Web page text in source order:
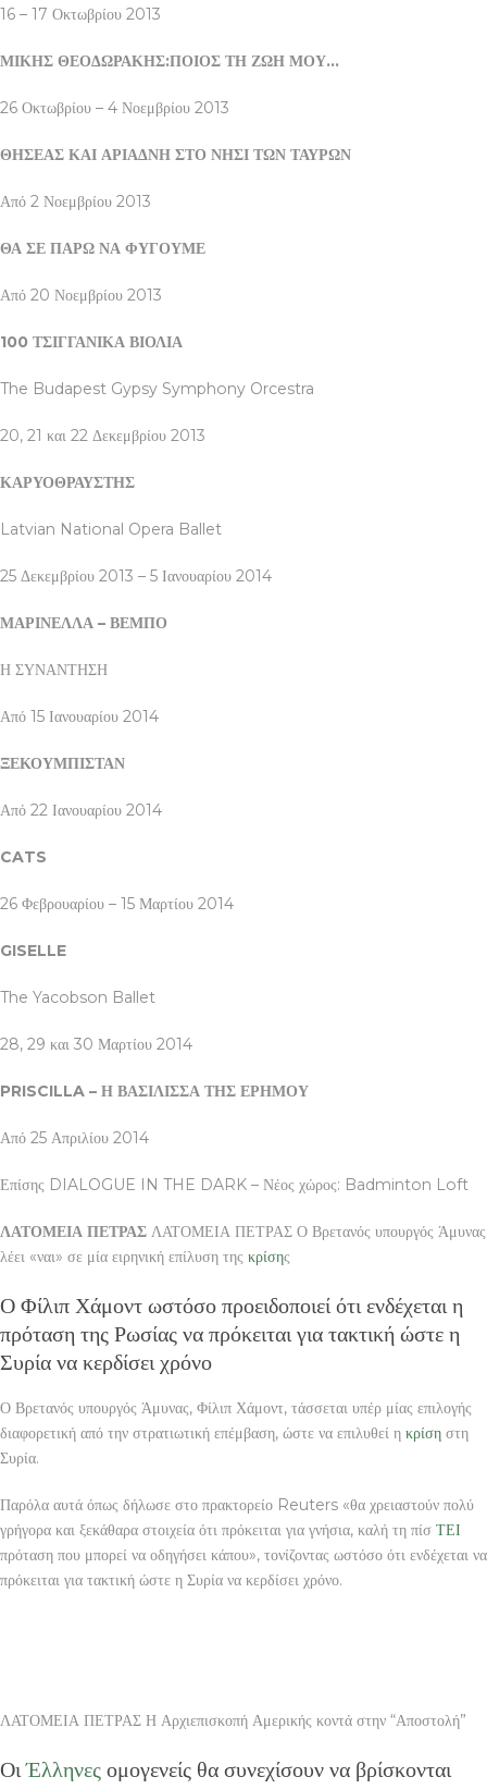
16 – 17 Οκτωβρίου 2013
ΜΙΚΗΣ ΘΕΟΔΩΡΑΚΗΣ:ΠΟΙΟΣ ΤΗ ΖΩΗ ΜΟΥ…
26 Οκτωβρίου – 4 Νοεμβρίου 2013
ΘΗΣΕΑΣ ΚΑΙ ΑΡΙΑΔΝΗ ΣΤΟ ΝΗΣΙ ΤΩΝ ΤΑΥΡΩΝ
Από 2 Νοεμβρίου 2013
ΘΑ ΣΕ ΠΑΡΩ ΝΑ ΦΥΓΟΥΜΕ
Από 20 Νοεμβρίου 2013
100 ΤΣΙΓΓΑΝΙΚΑ ΒΙΟΛΙΑ
The Budapest Gypsy Symphony Orcestra
20, 21 και 22 Δεκεμβρίου 2013
ΚΑΡΥΟΘΡΑΥΣΤΗΣ
Latvian National Opera Ballet
25 Δεκεμβρίου 2013 – 5 Ιανουαρίου 2014
ΜΑΡΙΝΕΛΛΑ – ΒΕΜΠΟ
Η ΣΥΝΑΝΤΗΣΗ
Από 15 Ιανουαρίου 2014
ΞΕΚΟΥΜΠΙΣΤΑΝ
Από 22 Ιανουαρίου 2014
CATS
26 Φεβρουαρίου – 15 Μαρτίου 2014
GISELLE
The Yacobson Ballet
28, 29 και 30 Μαρτίου 2014
PRISCILLA – Η ΒΑΣΙΛΙΣΣΑ ΤΗΣ ΕΡΗΜΟΥ
Από 25 Απριλίου 2014
Επίσης DIALOGUE IN THE DARK – Νέος χώρος: Badminton Loft
ΛΑΤΟΜΕΙΑ ΠΕΤΡΑΣ ΛΑΤΟΜΕΙΑ ΠΕΤΡΑΣ Ο Βρετανός υπουργός Άμυνας
λέει «ναι» σε μία ειρηνική επίλυση της κρίσης
Ο Φίλιπ Χάμοντ ωστόσο προειδοποιεί ότι ενδέχεται η
πρόταση της Ρωσίας να πρόκειται για τακτική ώστε η
Συρία να κερδίσει χρόνο
Ο Βρετανός υπουργός Άμυνας, Φίλιπ Χάμοντ, τάσσεται υπέρ μίας επιλογής
διαφορετική από την στρατιωτική επέμβαση, ώστε να επιλυθεί η κρίση στη
Συρία.
Παρόλα αυτά όπως δήλωσε στο πρακτορείο Reuters «θα χρειαστούν πολύ
γρήγορα και ξεκάθαρα στοιχεία ότι πρόκειται για γνήσια, καλή τη πίσ ΤΕΙ
πρόταση που μπορεί να οδηγήσει κάπου», τονίζοντας ωστόσο ότι ενδέχεται να
πρόκειται για τακτική ώστε η Συρία να κερδίσει χρόνο.
ΛΑΤΟΜΕΙΑ ΠΕΤΡΑΣ Η Αρχιεπισκοπή Αμερικής κοντά στην “Αποστολή”
ΟιΈλληνες ομογενείς θα συνεχίσουν να βρίσκονται